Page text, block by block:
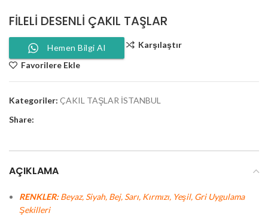
FILELI DESENLI ÇAKIL TAŞLAR
Hemen Bilgi Al
Karşılaştır
Favorilere Ekle
Kategoriler: ÇAKIL TAŞLAR İSTANBUL
Share:
AÇIKLAMA
RENKLER:Beyaz, Siyah, Bej, Sarı, Kırmızı, Yeşil, Gri Uygulama
Şekilleri